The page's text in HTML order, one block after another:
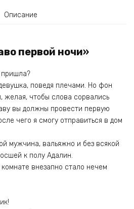
Описание
первой ночи»
поведя плечами. Но фон
желая, чтобы слова сорвались
вы должны провести первую
чего я смогу отправиться в дом
мужчина, вальяжно и без всякой
к полу Адалин.
внезапно стало нечем